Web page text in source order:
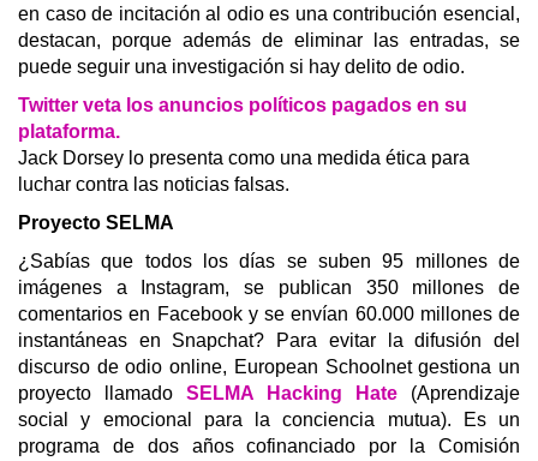
en caso de incitación al odio es una contribución esencial,
destacan, porque además de eliminar las entradas, se
puede seguir una investigación si hay delito de odio.
Twitter veta los anuncios políticos pagados en su
plataforma.
Jack Dorsey lo presenta como una medida ética para
luchar contra las noticias falsas.
Proyecto SELMA
¿Sabías que todos los días se suben 95 millones de
imágenes a Instagram, se publican 350 millones de
comentarios en Facebook y se envían 60.000 millones de
instantáneas en Snapchat?
Para evitar la difusión del
discurso de odio online, European Schoolnet gestiona un
proyecto llamado SELMA Hacking Hate
(Aprendizaje
social y emocional para la conciencia mutua). Es un
programa de dos años cofinanciado por la Comisión